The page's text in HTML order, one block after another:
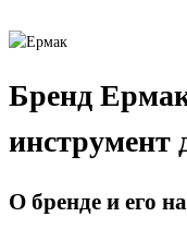
Бренд
инструмент
О бренде и его